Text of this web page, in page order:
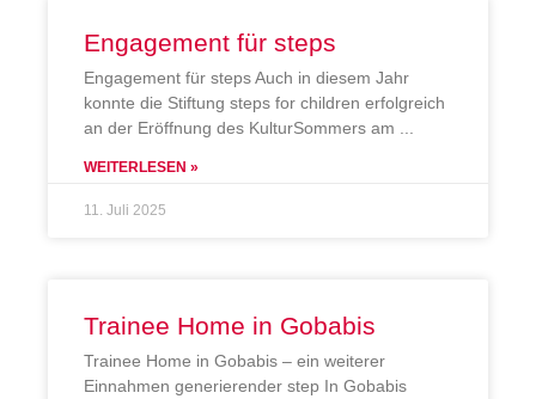
Engagement für steps
Engagement für steps Auch in diesem Jahr
konnte die Stiftung steps for children erfolgreich
an der Eröffnung des KulturSommers am
WEITERLESEN »
11. Juli 2025
Trainee Home in Gobabis
Trainee Home in Gobabis – ein weiterer
Einnahmen generierender step In Gobabis